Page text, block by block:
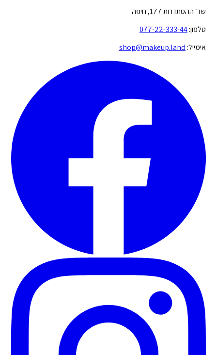
שד׳ ההסתדרות 177, חיפה
טלפון:077-22-333-44
אימייל: shop@makeup.land